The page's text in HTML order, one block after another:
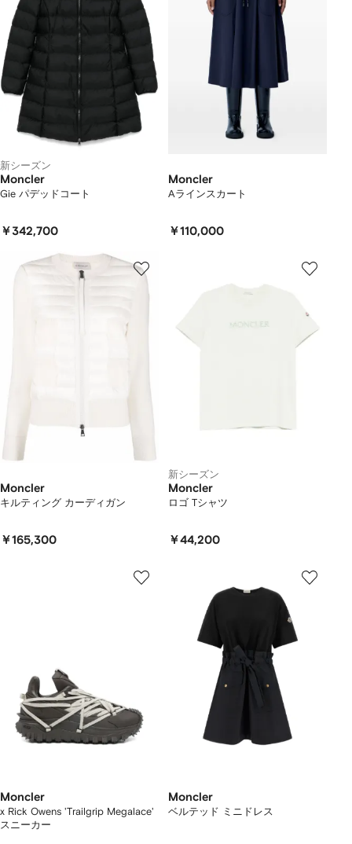
新シーズン
Moncler
Gie パデッドコート
￥342,700
Moncler
Aラインスカート
￥110,000
Moncler
キルティング カーディガン
￥165,300
新シーズン
Moncler
ロゴ Tシャツ
￥44,200
Moncler
x Rick Owens 'Trailgrip Megalace'
スニーカー
Moncler
ベルテッド ミニドレス